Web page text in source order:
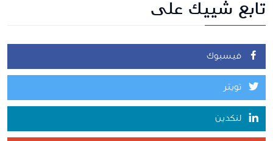
تابع شييك على
فيسبوك
تويتر
لنكدين